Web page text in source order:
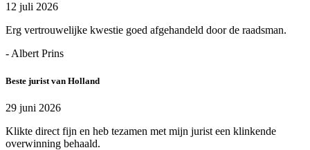
12 juli 2026
Erg vertrouwelijke kwestie goed afgehandeld door de raadsman.
- Albert Prins
Beste jurist van Holland
29 juni 2026
Klikte direct fijn en heb tezamen met mijn jurist een klinkende
overwinning behaald.